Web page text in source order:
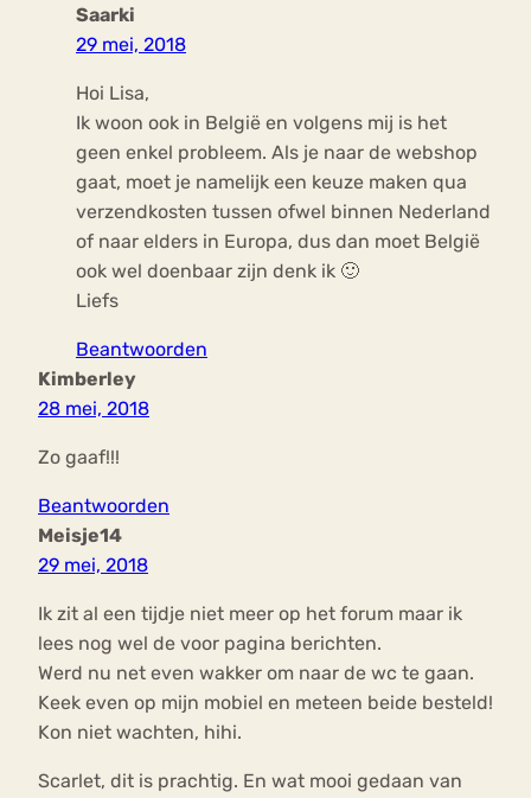
Saarki
29 mei, 2018
Hoi Lisa,
Ik woon ook in België en volgens mij is het
geen enkel probleem. Als je naar de webshop
gaat, moet je namelijk een keuze maken qua
verzendkosten tussen ofwel binnen Nederland
of naar elders in Europa, dus dan moet België
ook wel doenbaar zijn denk ik 🙂
Liefs
Beantwoorden
Kimberley
28 mei, 2018
Zo gaaf!!!
Beantwoorden
Meisje14
29 mei, 2018
Ik zit al een tijdje niet meer op het forum maar ik
lees nog wel de voor pagina berichten.
Werd nu net even wakker om naar de wc te gaan.
Keek even op mijn mobiel en meteen beide besteld!
Kon niet wachten, hihi.
Scarlet, dit is prachtig. En wat mooi gedaan van